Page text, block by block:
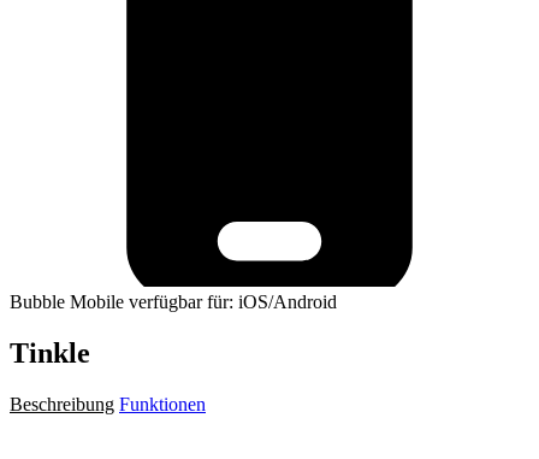
Bubble Mobile verfügbar für: iOS/Android
Tinkle
Beschreibung Funktionen